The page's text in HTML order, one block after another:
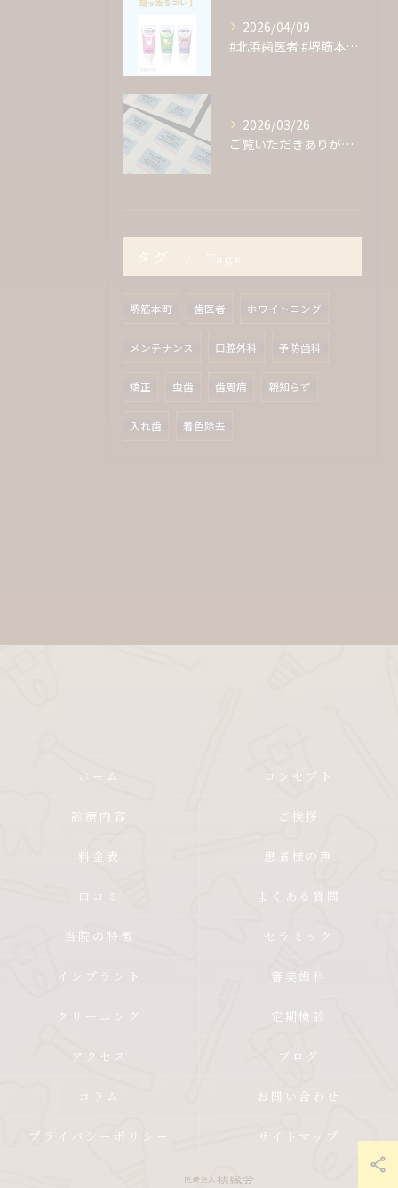
2026/04/09
#北浜歯医者 #堺筋本町歯医者 #歯医者 #クリーニング #...
2026/03/26
ご覧いただきありがとうございます！
タグ Tags
堺筋本町 歯医者 ホワイトニング
メンテナンス 口腔外科 予防歯科
矯正 虫歯 歯周病 親知らず
入れ歯 着色除去
ホーム コンセプト
診療内容 ご挨拶
料金表 患者様の声
口コミ よくある質問
当院の特徴 セラミック
インプラント 審美歯科
クリーニング 定期検診
アクセス ブログ
コラム お問い合わせ
プライバシーポリシー サイトマップ